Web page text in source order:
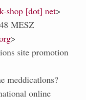
shop [dot] net>
MESZ
>
site promotion
meddicatlons?
online